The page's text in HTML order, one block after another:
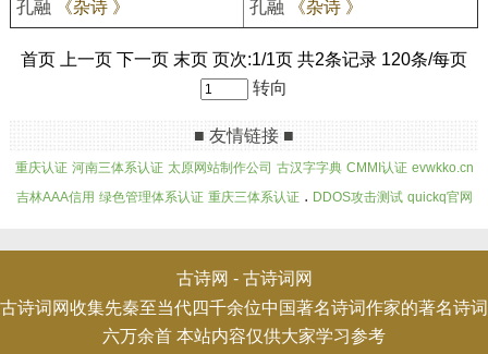
孔融 《杂诗 》 孔融 《杂诗 》
首页 上一页 下一页 末页 页次:1/1页 共2条记录 120条/每页
转向
■ 友情链接 ■
重庆认证 河南三体系认证 太原网站制作公司 古汉字字典 CMMI认证 evwkko.cn
吉林AAA信用 绿色管理体系认证 重庆三体系认证 . DDOS攻击测试 quickq官网
古诗网 - 古诗词网
古诗词网收集先秦至当代四千余位中国著名诗词作家的著名诗词
六万余首 本站内容仅供大家学习参考